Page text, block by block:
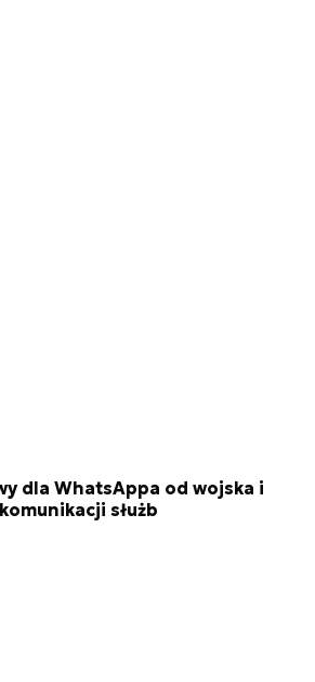
dla WhatsAppa od wojska i
służb